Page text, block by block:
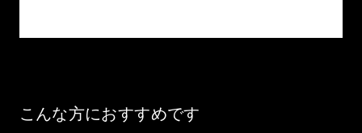
こんな方におすすめです